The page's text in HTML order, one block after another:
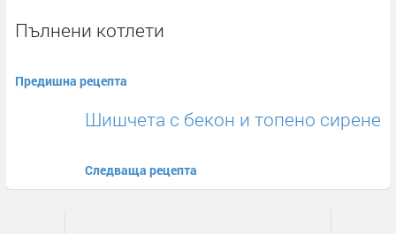
Пълнени котлети
Предишна рецепта
Шишчета с бекон и топено сирене
Следваща рецепта